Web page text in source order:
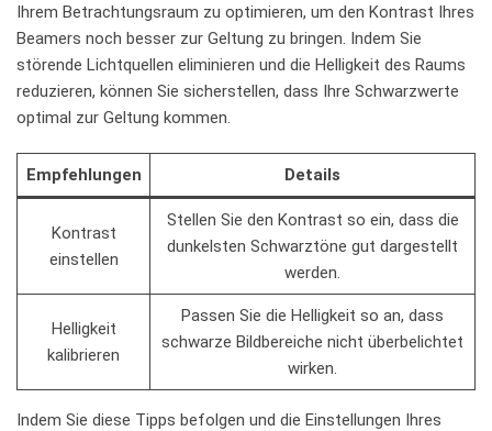
Ihrem Betrachtungsraum zu optimieren, um den Kontrast Ihres
Beamers⁤ noch besser zur‍ Geltung zu bringen. Indem Sie
störende Lichtquellen eliminieren und ‌die Helligkeit​ des Raums
reduzieren, können​ Sie ⁢sicherstellen,​ dass Ihre Schwarzwerte
optimal zur Geltung kommen.
Empfehlungen Details
Kontrast
einstellen
Stellen Sie den‍ Kontrast so ein,⁢ dass die
dunkelsten Schwarztöne gut dargestellt
werden.
Helligkeit‌
kalibrieren
Passen Sie die Helligkeit so ⁢an, ⁢dass
schwarze Bildbereiche nicht überbelichtet
wirken.
Indem Sie diese Tipps befolgen⁣ und die Einstellungen ⁢Ihres⁤